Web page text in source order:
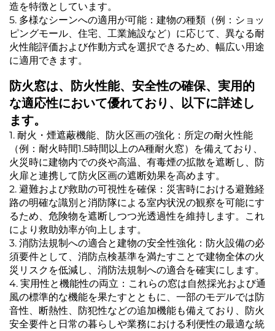
造を特徴としています。
5. 多様なシーンへの適用が可能：建物の種類（例：ショッ
ピングモール、住宅、工業施設など）に応じて、異なる耐
火性能評価および作動方式を選択できるため、幅広い用途
に適用できます。
防火窓は、防火性能、安全性の確保、実用的
な適応性において優れており、以下に詳述し
ます。
1. 耐火・煙遮蔽機能、防火区画の強化：所定の耐火性能
（例：耐火時間1.5時間以上のA種耐火窓）を備えており、
火災時に建物内での炎や高温、有毒煙の拡散を遮断し、防
火扉と連携して防火区画の遮断効果を高めます。
2. 避難および救助の可視性を確保：災害時における避難経
路の明確な識別と消防隊による室内状況の観察を可能にす
るため、危険物を遮断しつつ光透過性を維持します。これ
により救助効率が向上します。
3. 消防法規制への適合と建物の安全性強化：防火設備の必
須要件として、消防点検基準を満たすことで建物全体の火
災リスクを低減し、消防法規制への適合を確実にします。
4. 実用性と機能性の両立：これらの窓は自然採光および通
風の標準的な機能を果たすとともに、一部のモデルでは防
音性、断熱性、防犯性などの追加機能も備えており、防火
安全要件と日常の暮らしや業務における利便性の最適な統